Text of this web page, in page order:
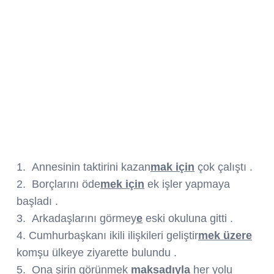
1. Annesinin taktirini kazanmak için çok çalıştı .
2. Borçlarını ödemek için ek işler yapmaya
başladı .
3. Arkadaşlarını görmeye eski okuluna gitti .
4. Cumhurbaşkanı ikili ilişkileri geliştirmek üzere
komşu ülkeye ziyarette bulundu .
5. Ona şirin görünmek maksadıyla her yolu